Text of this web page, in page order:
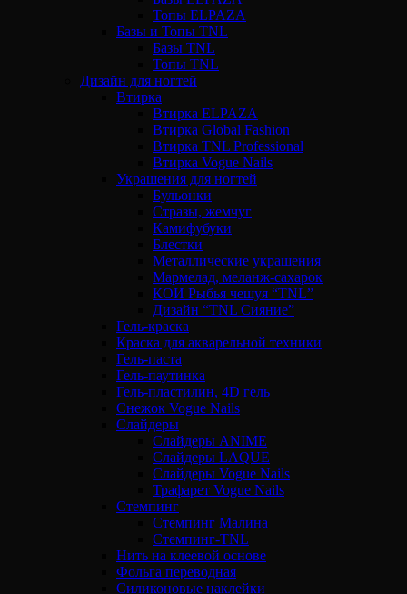
Топы ELPAZA
Базы и Топы TNL
Базы TNL
Топы TNL
Дизайн для ногтей
Втирка
Втирка ELPAZA
Втирка Global Fashion
Втирка TNL Professional
Втирка Vogue Nails
Украшения для ногтей
Бульонки
Стразы, жемчуг
Камифубуки
Блестки
Металлические украшения
Мармелад, меланж-сахарок
КОИ Рыбья чешуя “TNL”
Дизайн “TNL Сияние”
Гель-краска
Краска для акварельной техники
Гель-паста
Гель-паутинка
Гель-пластилин, 4D гель
Снежок Vogue Nails
Слайдеры
Слайдеры ANIME
Слайдеры LAQUE
Слайдеры Vogue Nails
Трафарет Vogue Nails
Стемпинг
Стемпинг Малина
Стемпинг-TNL
Нить на клеевой основе
Фольга переводная
Силиконовые наклейки